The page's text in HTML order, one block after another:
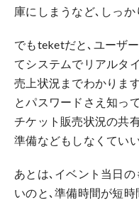
庫にしまうなど､しっ
でもteketだと､ユーザ
てシステムでリアルタ
売上状況までわかりま
とパスワードさえ知っ
チケット販売状況の共
準備などもしなくてい
あとは､イベント当日
いのと､準備時間が短